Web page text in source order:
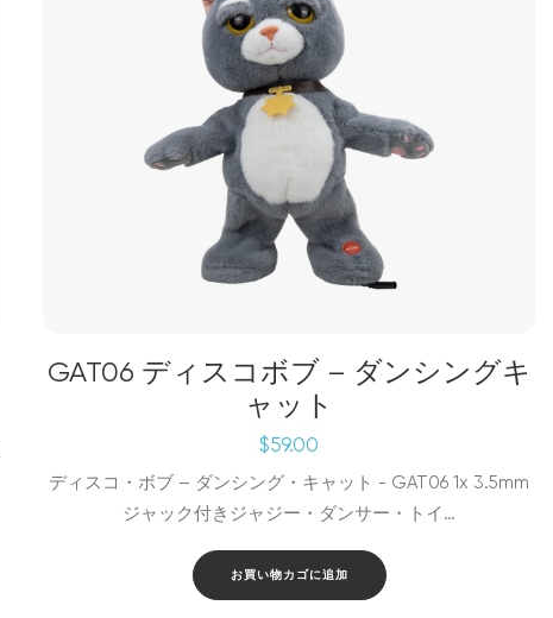
GAT06 ディスコボブ – ダンシングキ
ャット
$59.00
ディスコ・ボブ – ダンシング・キャット - GAT06 1x 3.5mm
ジャック付きジャジー・ダンサー・トイ…
お買い物カゴに追加